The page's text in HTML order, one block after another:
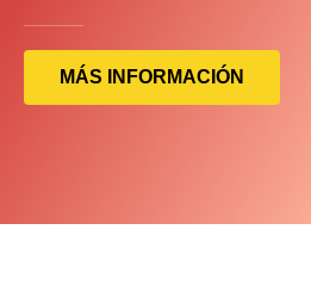
MÁS INFORMACIÓN